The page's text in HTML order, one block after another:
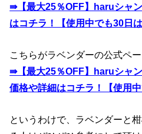
⇛【最大25％OFF】haruシャ
はコチラ！【使用中でも30日は
こちらがラベンダーの公式ペー
⇛【最大25％OFF】haruシャ
価格や詳細はコチラ！【使用
というわけで、ラベンダーと